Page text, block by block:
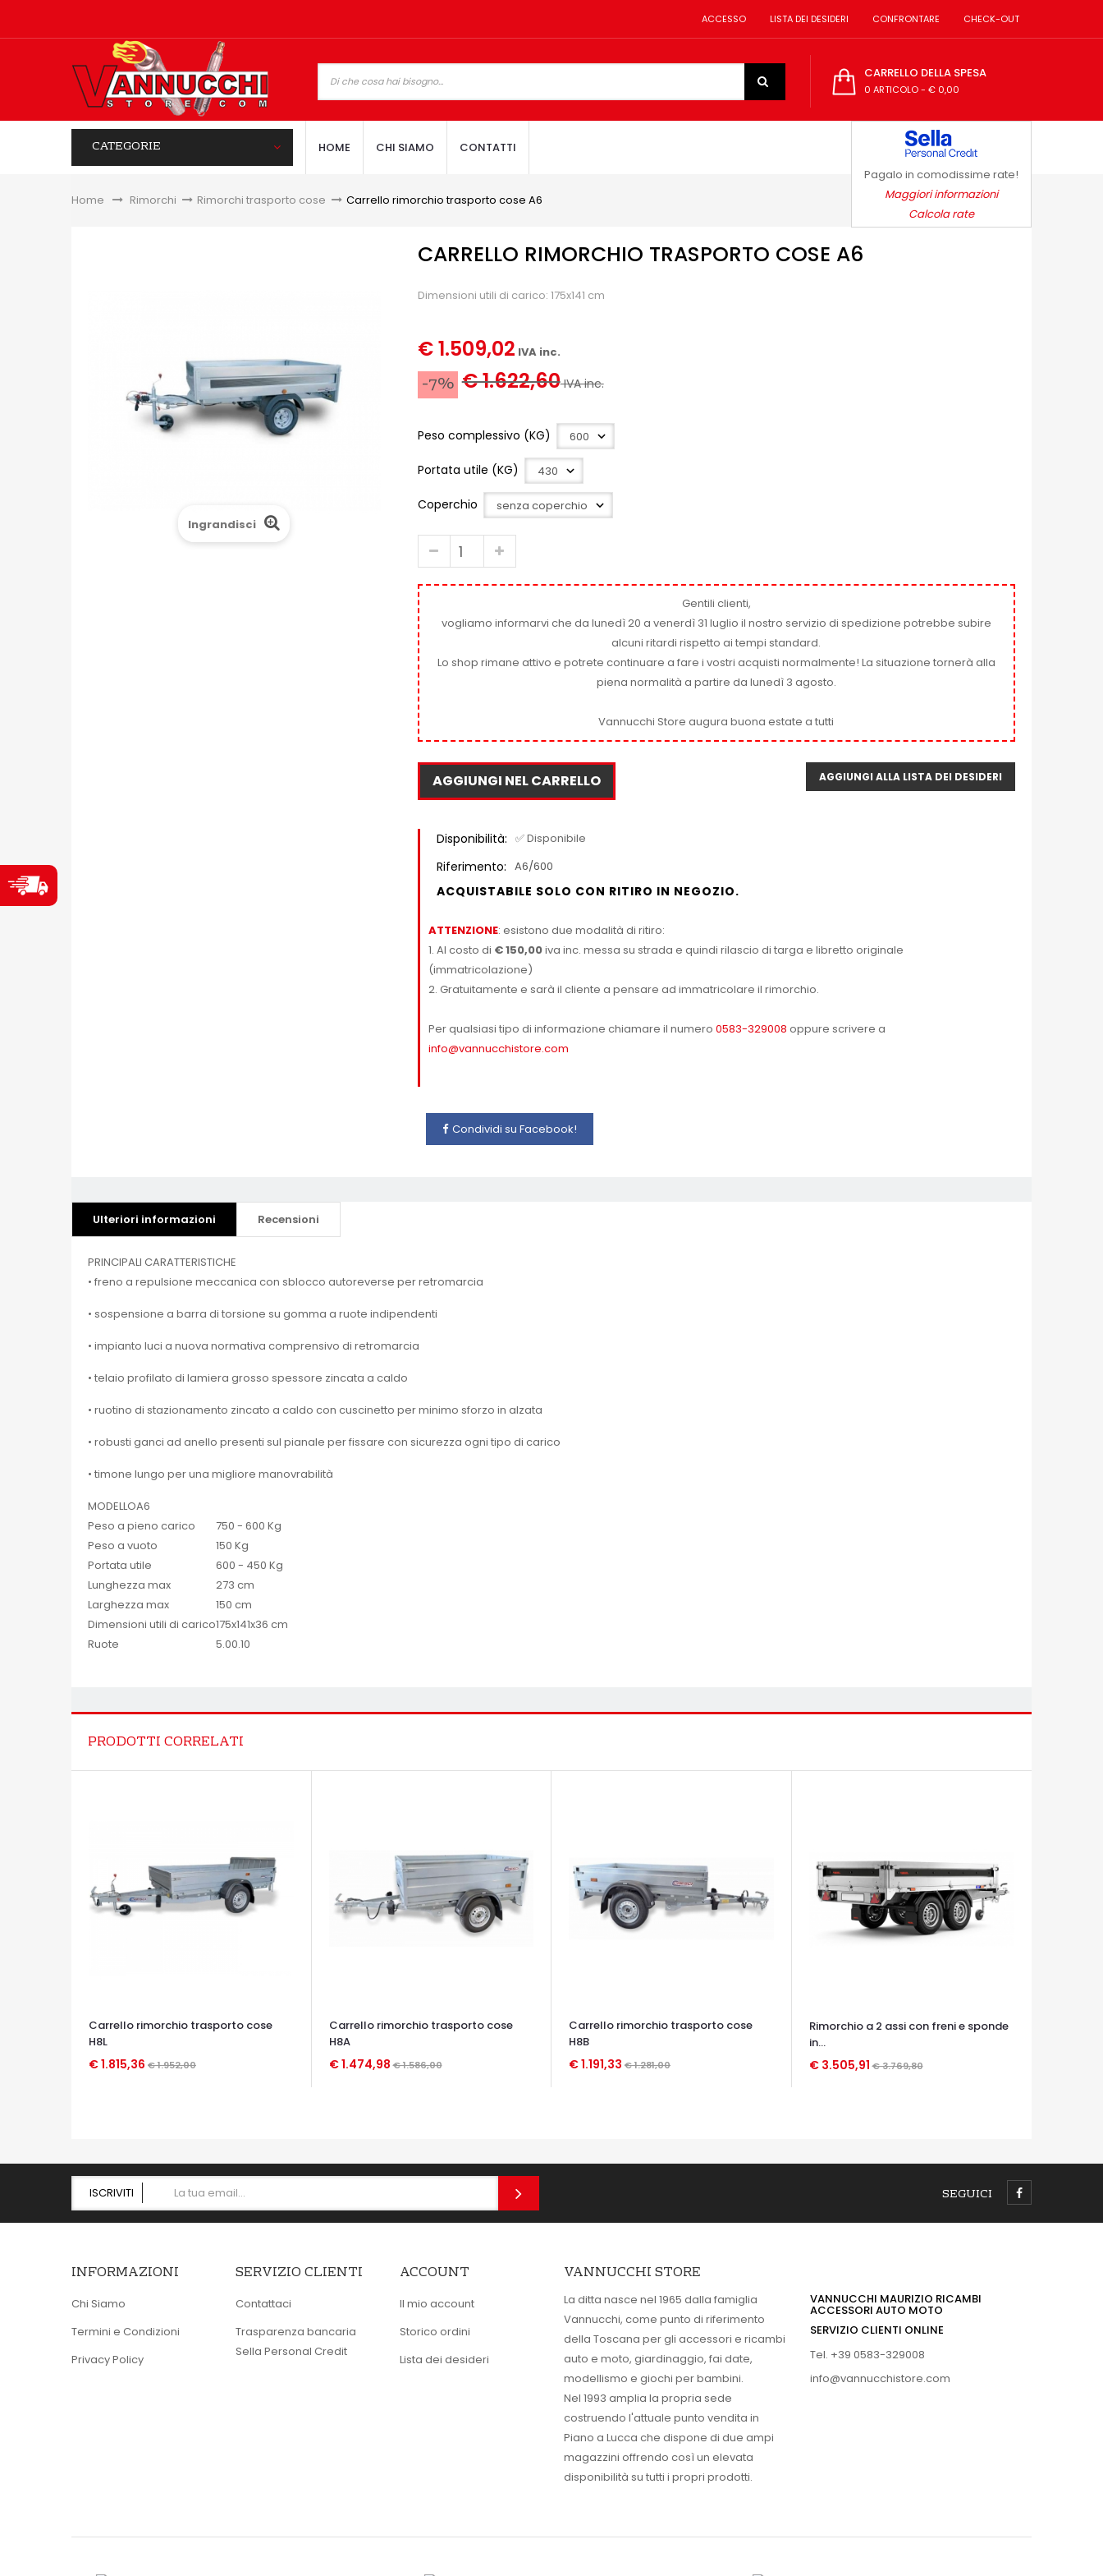
ACCESSO LISTA DEI DESIDERI CONFRONTARE CHECK-OUT
CARRELLO DELLA SPESA
0 ARTICOLO- € 0,00
CATEGORIE HOME CHI SIAMO CONTATTI
Home &gt;Rimorchi > Rimorchi trasporto cose > Carrello rimorchio trasporto cose A6
Ingrandisci
CARRELLO RIMORCHIO TRASPORTO COSE A6
Pagalo in comodissime rate!
Maggiori informazioni
Calcola rate
Dimensioni utili di carico: 175x141 cm
€ 1.509,02 IVA inc.
-7% € 1.622,60IVA inc.
Peso complessivo (KG)
Portata utile (KG)
Coperchio
Gentili clienti,
vogliamo informarvi che da lunedì 20 a venerdì 31 luglio il nostro servizio di spedizione potrebbe subire
alcuni ritardi rispetto ai tempi standard.
Lo shop rimane attivo e potrete continuare a fare i vostri acquisti normalmente! La situazione tornerà alla
piena normalità a partire da lunedì 3 agosto.
Vannucchi Store augura buona estate a tutti
AGGIUNGI NEL CARRELLO AGGIUNGI ALLA LISTA DEI DESIDERI
Disponibilità: ✅ Disponibile
Riferimento: A6/600
ACQUISTABILE SOLO CON RITIRO IN NEGOZIO.
ATTENZIONE: esistono due modalità di ritiro:
1. Al costo di € 150,00iva inc. messa su strada e quindi rilascio di targa e libretto originale
(immatricolazione)
2. Gratuitamente e sarà il cliente a pensare ad immatricolare il rimorchio.
Per qualsiasi tipo di informazione chiamare il numero 0583-329008 oppure scrivere a
info@vannucchistore.com
Condividi su Facebook!
Ulteriori informazioni Recensioni
PRINCIPALI CARATTERISTICHE
• freno a repulsione meccanica con sblocco autoreverse per retromarcia
• sospensione a barra di torsione su gomma a ruote indipendenti
• impianto luci a nuova normativa comprensivo di retromarcia
• telaio profilato di lamiera grosso spessore zincata a caldo
• ruotino di stazionamento zincato a caldo con cuscinetto per minimo sforzo in alzata
• robusti ganci ad anello presenti sul pianale per fissare con sicurezza ogni tipo di carico
• timone lungo per una migliore manovrabilità
MODELLOA6
Peso a pieno carico
750 - 600 Kg
Peso a vuoto
150 Kg
Portata utile
600 - 450 Kg
Lunghezza max
273 cm
Larghezza max
150 cm
Dimensioni utili di carico175x141x36 cm
Ruote
5.00.10
PRODOTTI CORRELATI
Carrello rimorchio trasporto cose
H8L
€ 1.815,36 € 1.952,00
Carrello rimorchio trasporto cose
H8A
€ 1.474,98€ 1.586,00
Carrello rimorchio trasporto cose
H8B
€ 1.191,33 € 1.281,00
Rimorchio a 2 assi con freni e sponde
in...
€ 3.505,91€ 3.769,80
ISCRIVITI SEGUICI
INFORMAZIONI
Chi Siamo
Termini e Condizioni
Privacy Policy
SERVIZIO CLIENTI
Contattaci
Trasparenza bancaria
Sella Personal Credit
ACCOUNT
Il mio account
Storico ordini
Lista dei desideri
VANNUCCHI STORE
La ditta nasce nel 1965 dalla famiglia
Vannucchi, come punto di riferimento
della Toscana per gli accessori e ricambi
auto e moto, giardinaggio, fai date,
modellismo e giochi per bambini.
Nel 1993 amplia la propria sede
costruendo l'attuale punto vendita in
Piano a Lucca che dispone di due ampi
magazzini offrendo così un elevata
disponibilità su tutti i propri prodotti.
VANNUCCHI MAURIZIO RICAMBI
ACCESSORI AUTO MOTO
SERVIZIO CLIENTI ONLINE
Tel. +39 0583-329008
info@vannucchistore.com